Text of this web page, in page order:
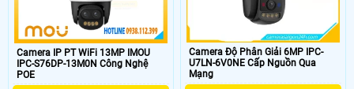
Camera IP PT WiFi 13MP IMOU
IPC-S76DP-13M0N Công Nghệ
POE
Camera Độ Phân Giải 6MP IPC-
U7LN-6V0NE Cấp Nguồn Qua
Mạng